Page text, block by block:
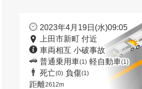
2023年4月19日(水)09:05
上田市新町 付近
車両相互 小破事故
普通乗用車(1) 軽自動車(1)
死亡(0) 負傷(1)
距離2612m